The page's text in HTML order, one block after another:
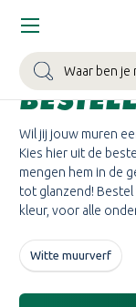
Zoeken
Home
Wil jij jouw muren
Kies hier uit de
mengen hem in de
tot glanzend! Bestel
kleur, voor alle
Witte muurverf